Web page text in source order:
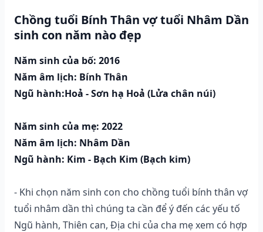
Chồng tuổi Bính Thân vợ tuổi Nhâm Dần
sinh con năm nào đẹp
Năm sinh của bố: 2016
Năm âm lịch: Bính Thân
Ngũ hành:Hoả - Sơn hạ Hoả (Lửa chân núi)
Năm sinh của mẹ: 2022
Năm âm lịch: Nhâm Dần
Ngũ hành: Kim - Bạch Kim (Bạch kim)
- Khi chọn năm sinh con cho chồng tuổi bính thân vợ
tuổi nhâm dần thì chúng ta cần để ý đến các yếu tố
Ngũ hành, Thiên can, Địa chi của cha mẹ xem có hợp